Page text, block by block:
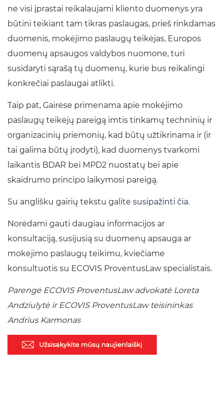
ne visi įprastai reikalaujami kliento duomenys yra
būtini teikiant tam tikras paslaugas, prieš rinkdamas
duomenis, mokėjimo paslaugų teikėjas, Europos
duomenų apsaugos valdybos nuomone, turi
susidaryti sąrašą tų duomenų, kurie bus reikalingi
konkrečiai paslaugai atlikti.
Taip pat, Gairėse primenama apie mokėjimo
paslaugų teikėjų pareigą imtis tinkamų techninių ir
organizacinių priemonių, kad būtų užtikrinama ir (ir
tai galima būtų įrodyti), kad duomenys tvarkomi
laikantis BDAR bei MPD2 nuostatų bei apie
skaidrumo principo laikymosi pareigą.
Su anglišku gairių tekstu galite susipažinti čia.
Norėdami gauti daugiau informacijos ar
konsultaciją, susijusią su duomenų apsauga ar
mokėjimo paslaugų teikimu, kviečiame
konsultuotis su ECOVIS ProventusLaw specialistais.
Parengė ECOVIS ProventusLaw advokatė Loreta
Andziulytė ir ECOVIS ProventusLaw teisininkas
Andrius Karmonas